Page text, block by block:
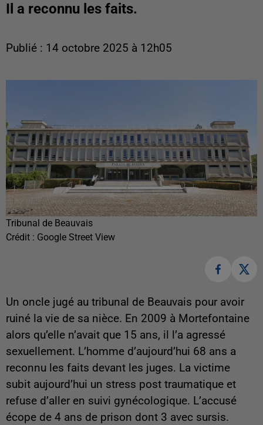
Il a reconnu les faits.
Publié : 14 octobre 2025 à 12h05
Tribunal de Beauvais
Crédit : Google Street View
Un oncle jugé au tribunal de Beauvais pour avoir
ruiné la vie de sa nièce. En 2009 à Mortefontaine
alors qu’elle n’avait que 15 ans, il l’a agressé
sexuellement. L’homme d’aujourd’hui 68 ans a
reconnu les faits devant les juges. La victime
subit aujourd’hui un stress post traumatique et
refuse d’aller en suivi gynécologique. L’accusé
écope de 4 ans de prison dont 3 avec sursis.